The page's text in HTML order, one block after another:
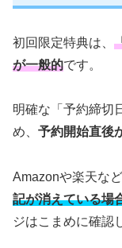
初回限定特典は、
が一般的です。
明確な「予約締切
め、 予約開始直後
Amazonや楽天な
記が消えている場
ジはこまめに確認